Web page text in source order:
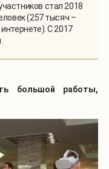
стал 2018
(257 тысяч –
С 2017
большой работы,